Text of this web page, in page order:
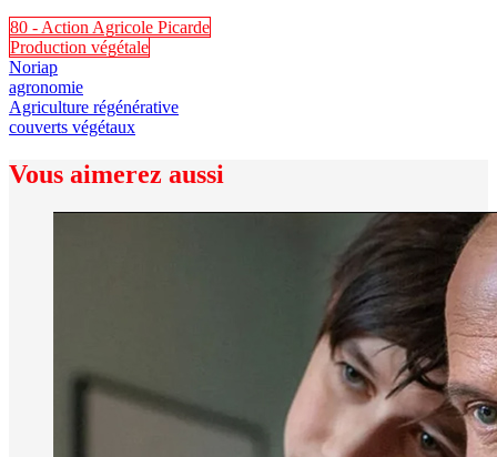
80 - Action Agricole Picarde
Production végétale
Noriap
agronomie
Agriculture régénérative
couverts végétaux
Vous aimerez aussi